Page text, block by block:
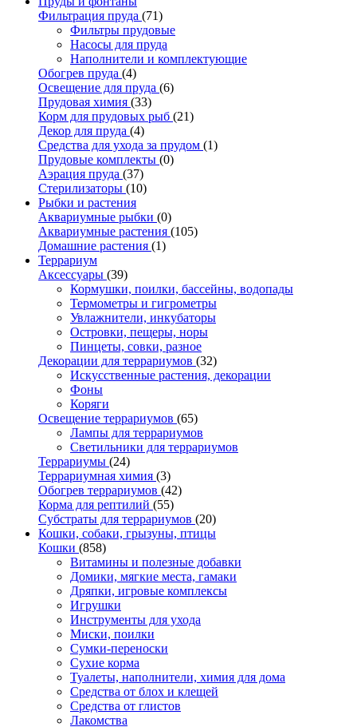
Фильтрация пруда (71)
Фильтры прудовые
Насосы для пруда
Наполнители и комплектующие
Обогрев пруда (4)
Освещение для пруда (6)
Прудовая химия (33)
Корм для прудовых рыб (21)
Декор для пруда (4)
Средства для ухода за прудом (1)
Прудовые комплекты (0)
Аэрация пруда (37)
Стерилизаторы (10)
Рыбки и растения
Аквариумные рыбки (0)
Аквариумные растения (105)
Домашние растения (1)
Террариум
Аксессуары (39)
Кормушки, поилки, бассейны, водопады
Термометры и гигрометры
Увлажнители, инкубаторы
Островки, пещеры, норы
Пинцеты, совки, разное
Декорации для террариумов (32)
Искусственные растения, декорации
Фоны
Коряги
Освещение террариумов (65)
Лампы для террариумов
Светильники для террариумов
Террариумы (24)
Террариумная химия (3)
Обогрев террариумов (42)
Корма для рептилий (55)
Субстраты для террариумов (20)
Кошки, собаки, грызуны, птицы
Кошки (858)
Витамины и полезные добавки
Домики, мягкие места, гамаки
Дряпки, игровые комплексы
Игрушки
Инструменты для ухода
Миски, поилки
Сумки-переноски
Сухие корма
Туалеты, наполнители, химия для дома
Средства от блох и клещей
Средства от глистов
Лакомства